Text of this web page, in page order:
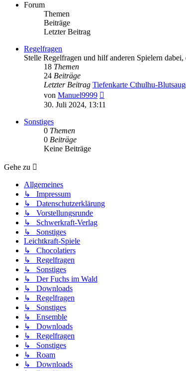
Forum
Themen
Beiträge
Letzter Beitrag
Regelfragen
Stelle Regelfragen und hilf anderen Spielern
18 Themen
24 Beiträge
Letzter Beitrag Tiefenkarte Cthulhu-
von Manuel9999
Beitrag
30. Juli 2024, 13:11
Sonstiges
0 Themen
0 Beiträge
Keine Beiträge
Gehe zu
Allgemeines
↳ Impressum
↳ Datenschutzerklärung
↳ Vorstellungsrunde
↳ Schwerkraft-Verlag
↳ Sonstiges
Leichtkraft-Spiele
↳ Chocolatiers
↳ Regelfragen
↳ Sonstiges
↳ Der Fuchs im Wald
↳ Downloads
↳ Regelfragen
↳ Sonstiges
↳ Ensemble
↳ Downloads
↳ Regelfragen
↳ Sonstiges
↳ Roam
↳ Downloads